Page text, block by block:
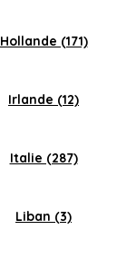
Hollande (171)
Irlande (12)
Italie (287)
Liban (3)